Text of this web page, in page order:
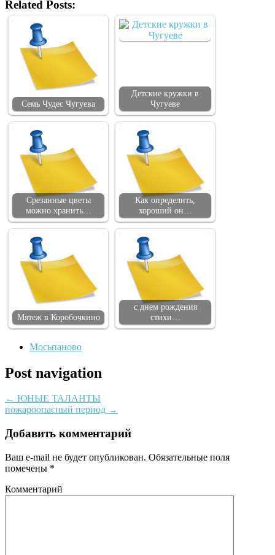
Related Posts:
Семь Чудес Чугуева
Детские кружки в
Чугуеве
Срезанные цветы
можно хранить…
Как определить,
хороший он…
Мятеж в Коробочкино
с днем рождения
стихи…
Мосьпаново
Post navigation
← ЮНЫЕ ТАЛАНТЫ
пожароопасный период →
Добавить комментарий
Ваш e-mail не будет опубликован. Обязательные поля
помечены *
Комментарий